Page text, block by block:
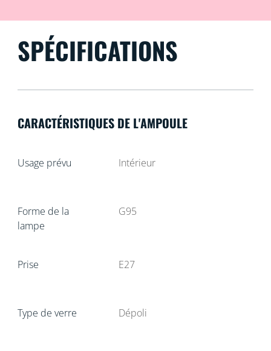
SPÉCIFICATIONS
CARACTÉRISTIQUES DE L'AMPOULE
Usage prévu Intérieur
Forme de la
lampe
G95
Prise E27
Type de verre Dépoli